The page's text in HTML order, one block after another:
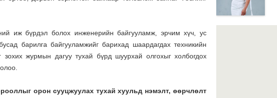
иж бүрдэл болох инженерийн байгууламж, эрчим хүч, ус
барилга байгууламжийг барихад шаардагдах техникийн
зохих журмын дагуу тухай бүрд шуурхай олгохыг холбогдох
орон сууцжуулах тухай хуульд нэмэлт, өөрчлөлт